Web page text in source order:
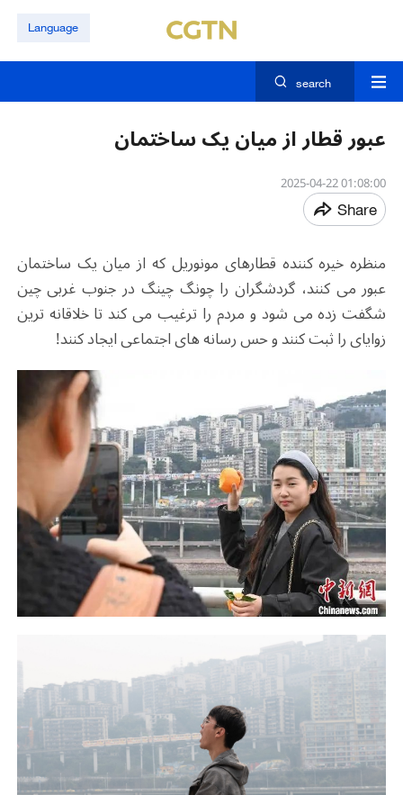
Language
search
عبور قطار از میان یک ساختمان
01:08:00 2025-04-22
Share
منظره خیره کننده قطارهای مونوریل که از میان یک ساختمان
عبور می کنند، گردشگران را چونگ چینگ در جنوب غربی چین
شگفت زده می شود و مردم را ترغیب می کند تا خلاقانه ترین
زوایای را ثبت کنند و حس رسانه های اجتماعی ایجاد کنند!